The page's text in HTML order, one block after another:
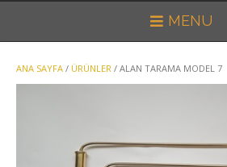
MENU
ANA SAYFA / ÜRÜNLER / ALAN TARAMA MODEL 7